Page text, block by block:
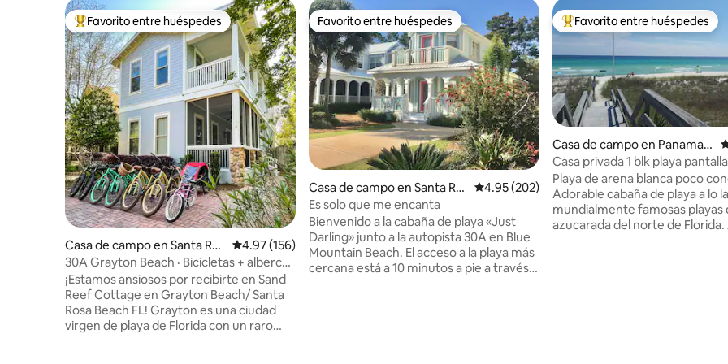
De los mejores en Favorito entre huéspedes
Favorito entre huéspedes
Casa de campo en Santa Ros
a Beach
Calificación promedio: 4.97 de 5; 156 evaluaciones
4.97 (156)
30A Grayton Beach · Bicicletas + alberca
+ transporte gratuito a Ocean
¡Estamos ansiosos por recibirte en Sand
Reef Cottage en Grayton Beach/ Santa
Rosa Beach FL! Grayton es una ciudad
virgen de playa de Florida con un raro
Favorito entre huéspedes
Favorito entre huéspedes
Casa de campo en Santa Ro
sa Beach
Calificación promedio: 4.95 de 5; 202
4.95 (202)
Es solo que me encanta
Bienvenido a la cabaña de playa «Just
Darling» junto a la autopista 30A en Blue
Mountain Beach. El acceso a la playa más
cercana está a 10 minutos a pie a través
De los mejores en Favorito
Favorito entre huéspedes
Casa de campo en Panama
City Beach
Casa privada 1 blk playa
cerca de 30a
Playa de arena blanca poco
Adorable cabaña de playa a lo
mundialmente famosas playas
azucarada del norte de Florida.